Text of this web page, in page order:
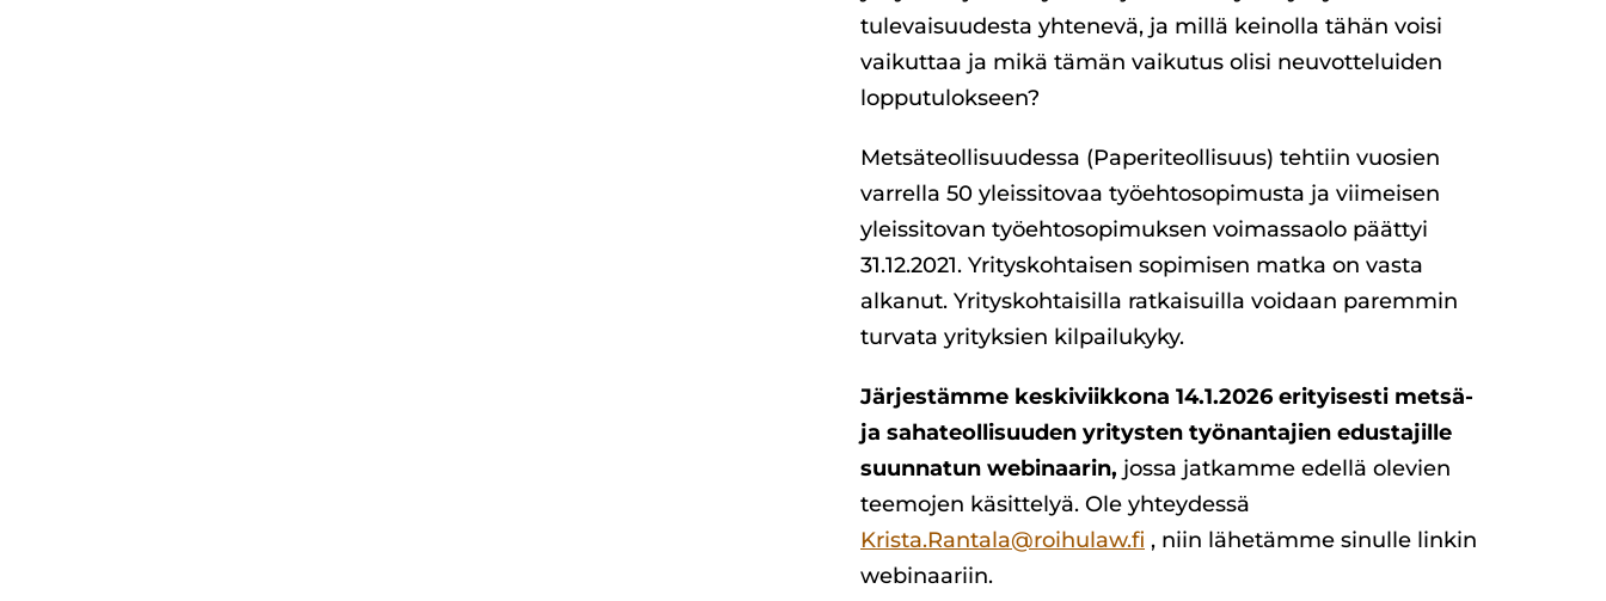
tulevaisuudesta yhtenevä, ja millä keinolla tähän voisi
vaikuttaa ja mikä tämän vaikutus olisi neuvotteluiden
lopputulokseen?
Metsäteollisuudessa (Paperiteollisuus) tehtiin vuosien
varrella 50 yleissitovaa työehtosopimusta ja viimeisen
yleissitovan työehtosopimuksen voimassaolo päättyi
31.12.2021. Yrityskohtaisen sopimisen matka on vasta
alkanut. Yrityskohtaisilla ratkaisuilla voidaan paremmin
turvata yrityksien kilpailukyky.
Järjestämme keskiviikkona 14.1.2026 erityisesti metsä-
ja sahateollisuuden yritysten työnantajien edustajille
suunnatun webinaarin, jossa jatkamme edellä olevien
teemojen käsittelyä. Ole yhteydessä
Krista.Rantala@roihulaw.fi , niin lähetämme sinulle linkin
webinaariin.